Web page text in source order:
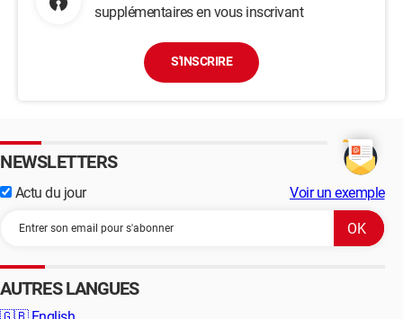
supplémentaires en vous inscrivant
S'INSCRIRE
NEWSLETTERS
Actu du jour Voir un exemple
AUTRES LANGUES